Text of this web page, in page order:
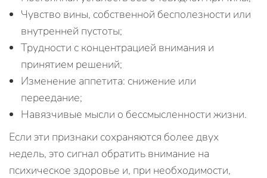
Чувство вины, собственной бесполезности или
внутренней пустоты;
Трудности с концентрацией внимания и
принятием решений;
Изменение аппетита: снижение или
переедание;
Навязчивые мысли о бессмысленности жизни.
Если эти признаки сохраняются более двух
недель, это сигнал обратить внимание на
психическое здоровье и, при необходимости,